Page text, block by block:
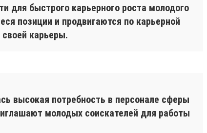
для быстрого карьерного роста молодого
позиции и продвигаются по карьерной
карьеры.
высокая потребность в персонале сферы
молодых соискателей для работы